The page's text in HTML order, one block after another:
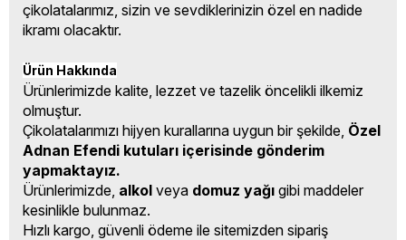
çikolatalarımız, sizin ve sevdiklerinizin özel en nadide
ikramı olacaktır.
Ürün Hakkında
Ürünlerimizde kalite, lezzet ve tazelik öncelikli ilkemiz
olmuştur.
Çikolatalarımızı hijyen kurallarına uygun bir şekilde, Özel
Adnan Efendi kutuları içerisinde gönderim
yapmaktayız.
Ürünlerimizde, alkol veya domuz yağı gibi maddeler
kesinlikle bulunmaz.
Hızlı kargo, güvenli ödeme ile sitemizden sipariş